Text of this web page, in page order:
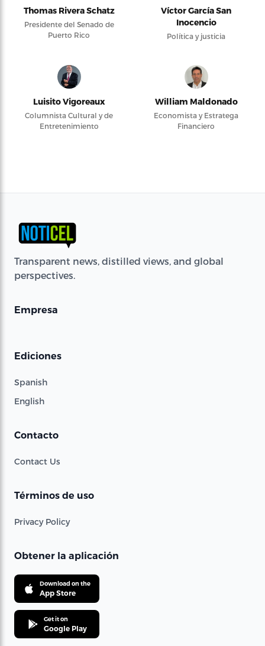
Thomas Rivera Schatz
Presidente del Senado de
Puerto Rico
Víctor García San
Inocencio
Política y justicia
Luisito Vigoreaux
Columnista Cultural y de
Entretenimiento
William Maldonado
Economista y Estratega
Financiero
Transparent news, distilled views, and global
perspectives.
Empresa
Ediciones
Spanish
English
Contacto
Contact Us
Términos de uso
Privacy Policy
Obtener la aplicación
Download on the
App Store
Get it on
Google Play